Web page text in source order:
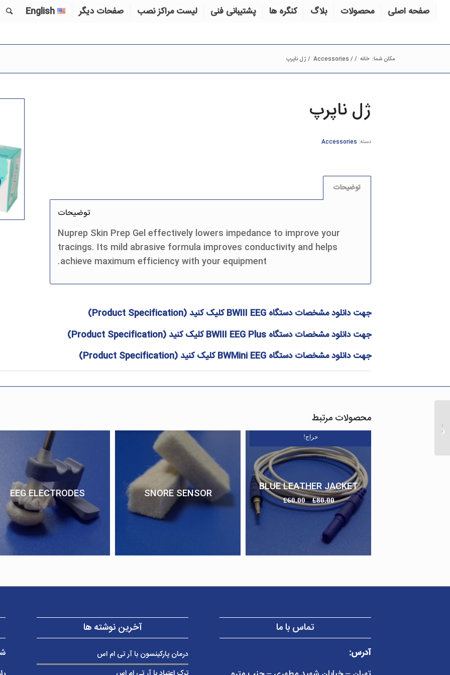
صفحه اصلی محصولات بلاگ کنگره ها پشتیبانی فنی لیست مراکز نصب صفحات دیگر English
مکان شما: خانه /
/
Accessories
/ ژل ناپرپ
ژل ناپرپ
دسته: Accessories
توضیحات
توضیحات
Nuprep Skin Prep Gel effectively lowers impedance to improve your
tracings. Its mild abrasive formula improves conductivity and helps
achieve maximum efficiency with your equipment.
جهت دانلود مشخصات دستگاه BWIII EEGکلیک کنید (Product Specification
)
جهت دانلود مشخصات دستگاه BWIII EEG Plusکلیک کنید (Product Specification
)
جهت دانلود مشخصات دستگاه BWMini EEGکلیک کنید (Product Specification
)
محصولات مرتبط
BLUE LEATHER JACKET
£80.00
£60.00
حراج!
SNORE SENSOR
EEG ELECTRODES
تماس با ما
آدرس:
آخرین نوشته ها
درمان پارکینسون با آر تی ام اس
ژل ناپرپ 25 گرمی